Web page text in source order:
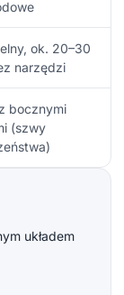
ok. 20–30
narzędzi
bocznymi
(szwy
układem